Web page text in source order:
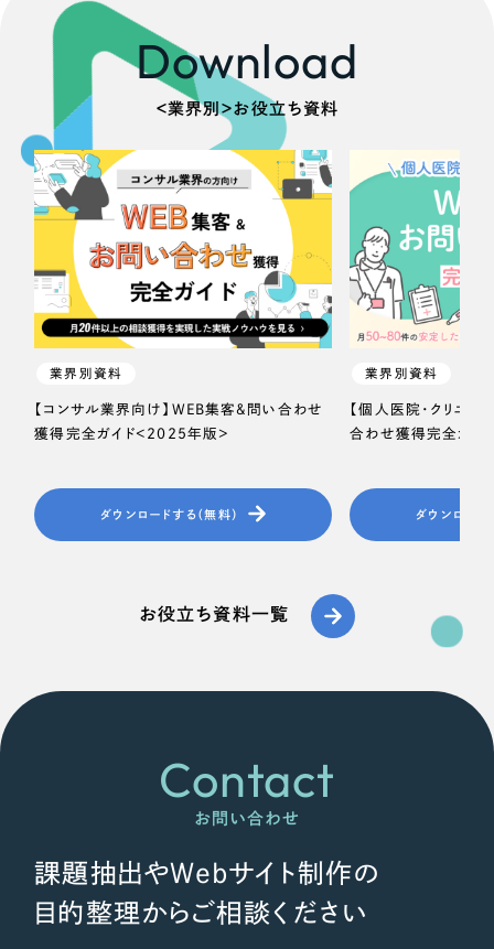
Download
＜業界別＞お役立ち資料
業界別資料
【コンサル業界向け】WEB集客＆問い合わせ
獲得完全ガイド＜2025年版＞
ダウンロードする（無料）
業界別資料
【個人医院・クリニッ
合わせ獲得完全ガイ
ダウンロード
お役立ち資料一覧
Contact
お問い合わせ
課題抽出やWebサイト制作の
目的整理からご相談ください